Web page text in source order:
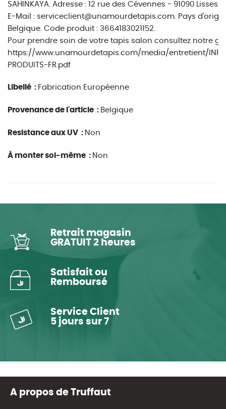
SAHINKAYA. Adresse : 12 rue des Cévennes - 91090 Lisses
E-Mail : serviceclient@unamourdetapis.com. Pays
Belgique. Code produit : 3664183021152.
Pour prendre soin de votre tapis salon consultez notre
https://www.unamourdetapis.com/media/entretient/
PRODUITS-FR.pdf
Libellé : Fabrication Européenne
Provenance de l'article : Belgique
Resistance aux UV : Non
À monter soi-même : Non
Retrait magasin
GRATUIT 2 heures
Satisfait ou
Remboursé
Service Client
5 jours sur 7
A propos de Truffaut